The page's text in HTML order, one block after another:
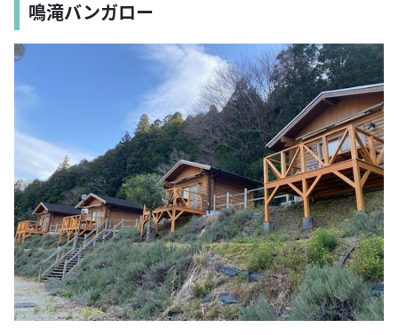
鳴滝バンガロー